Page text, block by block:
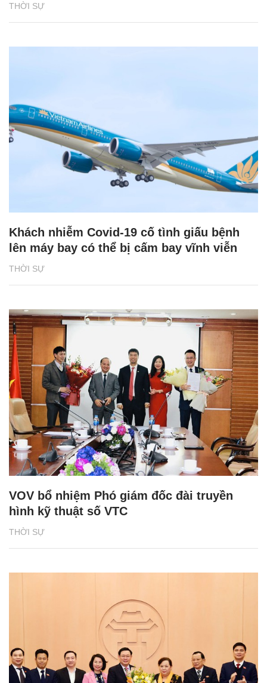
THỜI SỰ
THỜI SỰ
Khách nhiễm Covid-19 cố tình giấu bệnh
lên máy bay có thể bị cấm bay vĩnh viễn
THỜI SỰ
VOV bổ nhiệm Phó giám đốc đài truyền
hình kỹ thuật số VTC